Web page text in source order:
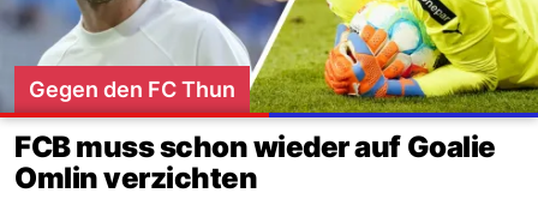
Gegen den FC Thun
FCB muss schon wieder auf Goalie
Omlin verzichten